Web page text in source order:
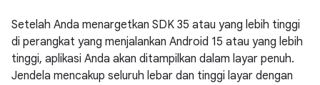
Setelah Anda menargetkan SDK 35 atau yang lebih tinggi
di perangkat yang menjalankan Android 15 atau yang lebih
tinggi, aplikasi Anda akan ditampilkan dalam layar penuh.
Jendela mencakup seluruh lebar dan tinggi layar dengan